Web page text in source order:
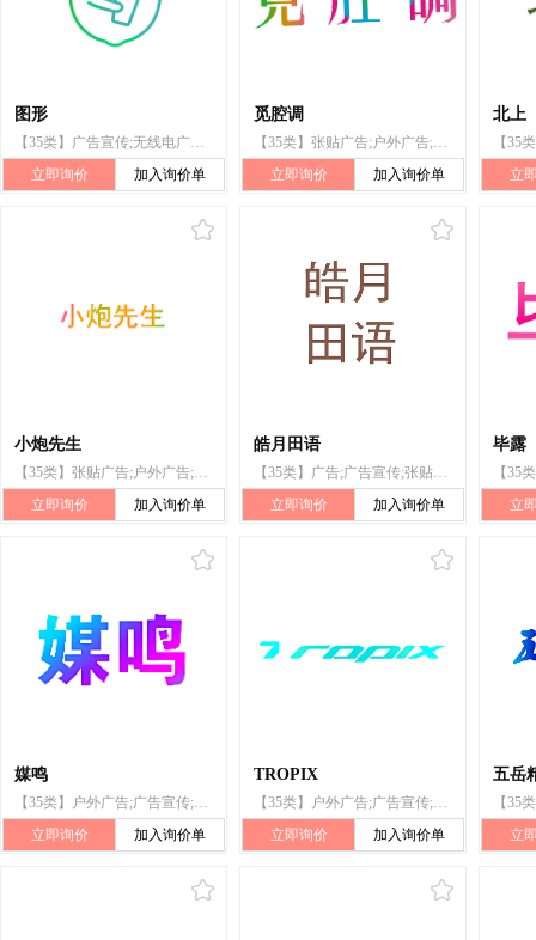
图形
【35类】广告宣传;无线电广告;户外广告;人员安置;市场营销咨询服务;会计;人员招收;产品展示;通过电视、无线电和邮件进行广告宣传服务;关于寻找赞助的咨询服务
立即询价
加入询价单
觅腔调
【35类】张贴广告;户外广告;广告宣传;无线电广告;电视广告;广告代理;计算机网络上的在线广告;特许经营的商业管理;商业管理辅助
立即询价
加入询价单
北上
立
小炮先生
【35类】张贴广告;户外广告;货物展出;电视广告;无线电广告;广告宣传;广告;计算机网络上的在线广告;为零售目的在通信媒体上展示商品;广告材料分发
立即询价
加入询价单
皓月田语
【35类】广告;广告宣传;张贴广告;无线电广告;电视广告;计算机网络上的在线广告;为零售目的在通信媒体上展示商品;点击付费广告;商业橱窗布置;户外广告
立即询价
加入询价单
毕露
立
媒鸣
【35类】户外广告;广告宣传;广告;无线电广告;电视广告;广告代理;广告版面设计;广告设计;广告策划;替他人推销
立即询价
加入询价单
TROPIX
【35类】户外广告;广告宣传;无线电广告;广告代理;计算机网络上的在线广告;为零售目的在通讯媒体上展示商品;市场营销;替他人推销;寻找赞助
立即询价
加入询价单
五岳
立